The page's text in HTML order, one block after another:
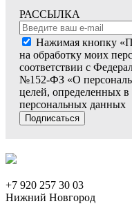
РАССЫЛКА
Нажимая кнопку
на обработку моих
соответствии с
№152-ФЗ «О
целей, определенных
персональных данных
Подписаться
+7 920 257 30 03
Нижний Новгород